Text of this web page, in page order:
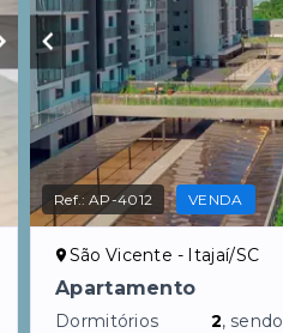
Ref.:AP-4012 VENDA
São Vicente - Itajaí/SC
Apartamento
Dormitórios 2, sendo